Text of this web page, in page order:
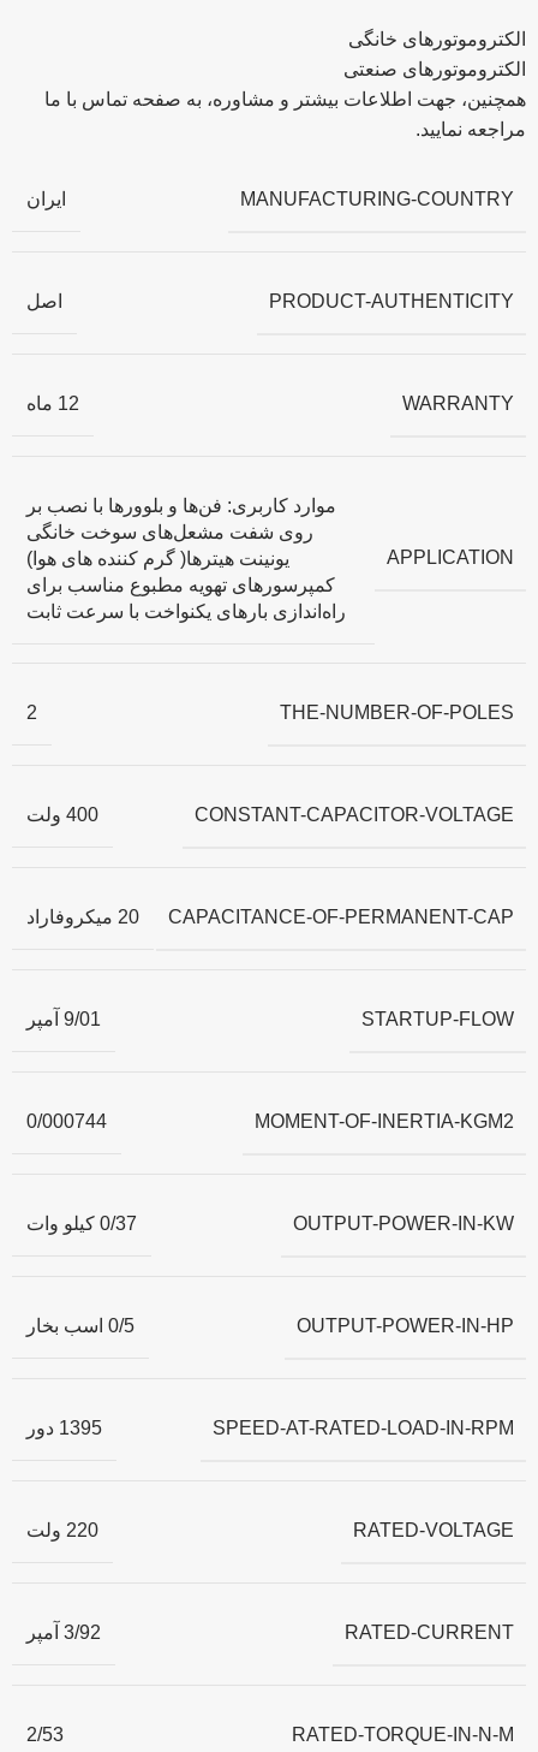
الکتروموتورهای خانگی
الکتروموتورهای صنعتی
همچنین، جهت اطلاعات بیشتر و مشاوره، به صفحه تماس با ما
مراجعه نمایید.
MANUFACTURING-COUNTRY ایران
PRODUCT-AUTHENTICITY اصل
WARRANTY 12 ماه
APPLICATION
موارد کاربری: فن‌ها و بلوورها با نصب بر
روی شفت مشعل‌های سوخت خانگی
یونینت هیترها( گرم کننده های هوا)
کمپرسورهای تهویه مطبوع مناسب برای
راه‌اندازی بارهای یکنواخت با سرعت ثابت
THE-NUMBER-OF-POLES
2
CONSTANT-CAPACITOR-VOLTAGE 400 ولت
CAPACITANCE-OF-PERMANENT-CAP 20 میکروفاراد
STARTUP-FLOW 9/01 آمپر
MOMENT-OF-INERTIA-KGM2
0/000744
OUTPUT-POWER-IN-KW 0/37 کیلو وات
OUTPUT-POWER-IN-HP 0/5 اسب بخار
SPEED-AT-RATED-LOAD-IN-RPM 1395 دور
RATED-VOLTAGE 220 ولت
RATED-CURRENT 3/92 آمپر
RATED-TORQUE-IN-N-M
2/53